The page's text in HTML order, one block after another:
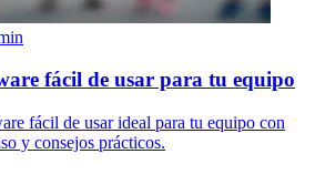
fácil de usar para tu equipo
fácil de usar ideal para tu equipo con
y consejos prácticos.